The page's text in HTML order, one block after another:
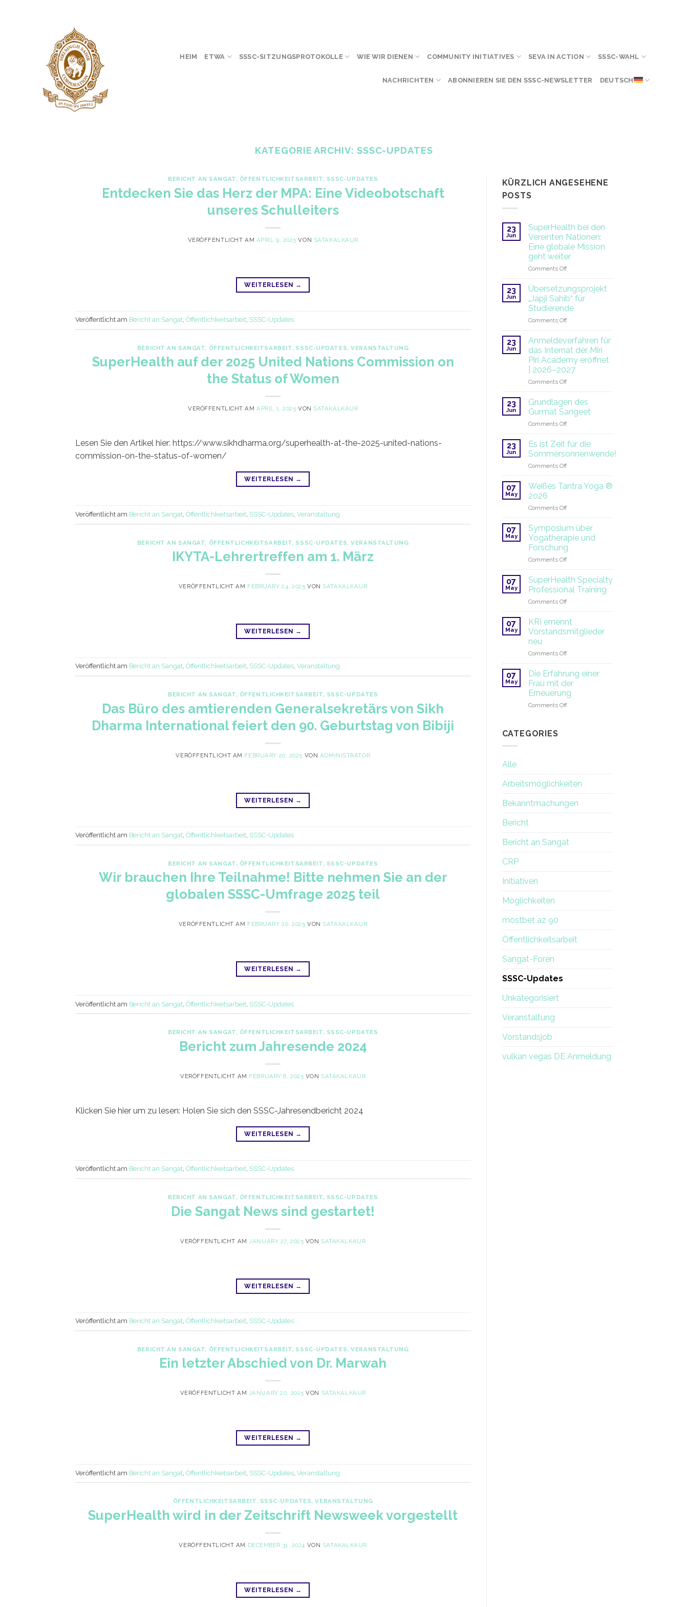
HEIM ETWA SSSC-SITZUNGSPROTOKOLLE WIE WIR DIENEN COMMUNITY INITIATIVES SEVA IN ACTION SSSC-WAHL
NACHRICHTEN ABONNIEREN SIE DEN SSSC-NEWSLETTER DEUTSCH
KATEGORIE ARCHIV: SSSC-UPDATES
BERICHT AN SANGAT, ÖFFENTLICHKEITSARBEIT, SSSC-UPDATES
Entdecken Sie das Herz der MPA: Eine Videobotschaft
unseres Schulleiters
VERÖFFENTLICHT AM APRIL 9, 2025 VON SATAKALKAUR
WEITERLESEN →
Veröffentlicht am Bericht an Sangat, Öffentlichkeitsarbeit, SSSC-Updates
BERICHT AN SANGAT, ÖFFENTLICHKEITSARBEIT, SSSC-UPDATES,VERANSTALTUNG
SuperHealth auf der 2025 United Nations Commission on
the Status of Women
VERÖFFENTLICHT AMAPRIL 1, 2025 VON SATAKALKAUR
Lesen Sie den Artikel hier: https://www.sikhdharma.org/superhealth-at-the-2025-united-nations-
commission-on-the-status-of-women/
WEITERLESEN →
Veröffentlicht am Bericht an Sangat Öffentlichkeitsarbeit SSSC-Updates Veranstaltung
BERICHT AN SANGAT, ÖFFENTLICHKEITSARBEIT, SSSC-UPDATES,VERANSTALTUNG
IKYTA-Lehrertreffen am 1. März
VERÖFFENTLICHT AM FEBRUARY 24, 2025 VON SATAKALKAUR
WEITERLESEN →
Veröffentlicht am Bericht an Sangat, Öffentlichkeitsarbeit, SSSC-Updates, Veranstaltung
BERICHT AN SANGAT, ÖFFENTLICHKEITSARBEIT, SSSC-UPDATES
Das Büro des amtierenden Generalsekretärs von Sikh
Dharma International feiert den 90. Geburtstag von Bibiji
VERÖFFENTLICHT AM FEBRUARY 20, 2025 VON ADMINISTRATOR
WEITERLESEN →
Veröffentlicht am Bericht an Sangat, Öffentlichkeitsarbeit, SSSC-Updates
BERICHT AN SANGAT, ÖFFENTLICHKEITSARBEIT, SSSC-UPDATES
Wir brauchen Ihre Teilnahme! Bitte nehmen Sie an der
globalen SSSC-Umfrage 2025 teil
VERÖFFENTLICHT AM FEBRUARY 20, 2025 VON SATAKALKAUR
WEITERLESEN →
Veröffentlicht am Bericht an Sangat Öffentlichkeitsarbeit SSSC-Updates
BERICHT AN SANGAT, ÖFFENTLICHKEITSARBEIT, SSSC-UPDATES
Bericht zum Jahresende 2024
VERÖFFENTLICHT AM FEBRUARY 6, 2025 VON SATAKALKAUR
Klicken Sie hier um zu lesen: Holen Sie sich den SSSC-Jahresendbericht 2024
WEITERLESEN →
Veröffentlicht am Bericht an Sangat, Öffentlichkeitsarbeit, SSSC-Updates
BERICHT AN SANGAT, ÖFFENTLICHKEITSARBEIT, SSSC-UPDATES
Die Sangat News sind gestartet!
VERÖFFENTLICHT AM JANUARY 27, 2025 VON SATAKALKAUR
WEITERLESEN →
Veröffentlicht am Bericht an Sangat, Öffentlichkeitsarbeit, SSSC-Updates
BERICHT AN SANGAT, ÖFFENTLICHKEITSARBEIT, SSSC-UPDATES,VERANSTALTUNG
Ein letzter Abschied von Dr. Marwah
VERÖFFENTLICHT AM JANUARY 20, 2025 VON SATAKALKAUR
WEITERLESEN →
Veröffentlicht am Bericht an Sangat Öffentlichkeitsarbeit SSSC-Updates Veranstaltung
ÖFFENTLICHKEITSARBEIT, SSSC-UPDATES,VERANSTALTUNG
SuperHealth wird in der Zeitschrift Newsweek vorgestellt
VERÖFFENTLICHT AM DECEMBER 31, 2024 VON SATAKALKAUR
WEITERLESEN →
KÜRZLICH ANGESEHENE
POSTS
23
Jun
SuperHealth bei den
Vereinten Nationen:
Eine globale Mission
geht weiter
Comments Offon
den
Vereinten
Nationen:
Eine
Mission
geht
weiter
23
Jun
Übersetzungsprojekt
„Japji Sahib“ für
Studierende
Comments Offon
„Japji
Sahib“
für
Studierende
23
Jun
Anmeldeverfahren für
das Internat der Miri
Piri Academy eröffnet
| 2026–2027
Comments Offon
das
Internat
der
Piri
Academy
2027
23
Jun
Grundlagen des
Gurmat Sangeet
Comments Offon
des
Gurmat
Sangeet
23
Jun
Es ist Zeit für die
Sommersonnenwende!
Comments Offon
ist
Zeit
die
07
May
Weißes Tantra Yoga ®
2026
Comments Offon
Tantra
Yoga
®
2026
07
May
Symposium über
Yogatherapie und
Forschung
Comments Offon
über
Yogatherapie
und
Forschung
07
May
SuperHealth Specialty
Professional Training
Comments Offon
Specialty
Professional
Training
07
May
KRI ernennt
Vorstandsmitglieder
neu
Comments Offon
ernennt
Vorstandsmitglieder
neu
07
May
Die Erfahrung einer
Frau mit der
Erneuerung
Comments Offon
CATEGORIES
Alle
Arbeitsmöglichkeiten
Bekanntmachungen
Bericht
Bericht an Sangat
CRP
Initiativen
Möglichkeiten
mostbet az 90
Öffentlichkeitsarbeit
Sangat-Foren
SSSC-Updates
Unkategorisiert
Veranstaltung
Vorstandsjob
vulkan vegas DE Anmeldung